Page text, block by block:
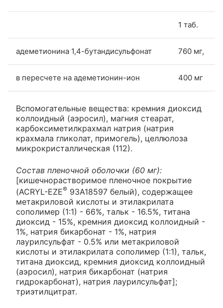
1 таб.
адеметионина 1,4-бутандисульфонат 760 мг,
в пересчете на адеметионин-ион 400 мг
Вспомогательные вещества: кремния диоксид
коллоидный (аэросил), магния стеарат,
карбоксиметилкрахмал натрия (натрия
крахмала гликолат, примогель), целлюлоза
микрокристаллическая (112).
Состав пленочной оболочки (60 мг):
[кишечнорастворимое пленочное покрытие
(ACRYL-EZE® 93А18597 белый), содержащее
метакриловой кислоты и этилакрилата
сополимер (1:1) - 66%, тальк - 16.5%, титана
диоксид - 15%, кремния диоксид коллоидный -
1%, натрия бикарбонат - 1%, натрия
лаурилсульфат - 0.5% или метакриловой
кислоты и этилакрилата сополимер (1:1), тальк,
титана диоксид, кремния диоксид коллоидный
(аэросил), натрия бикарбонат (натрия
гидрокарбонат), натрия лаурилсульфат];
триэтилцитрат.